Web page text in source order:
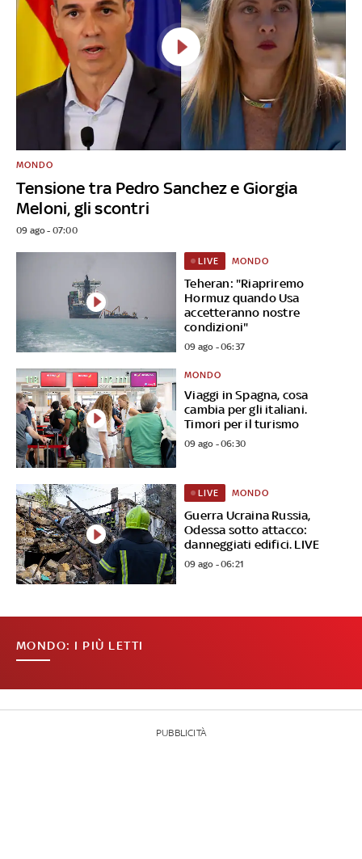
Tensione tra Pedro Sanchez e Giorgia
Meloni, gli scontri
MONDO
09 ago - 07:00
Teheran: "Riapriremo
Hormuz quando Usa
accetteranno nostre
condizioni"
LIVE MONDO
09 ago - 06:37
Viaggi in Spagna, cosa
cambia per gli italiani.
Timori per il turismo
MONDO
09 ago - 06:30
Guerra Ucraina Russia,
Odessa sotto attacco:
danneggiati edifici. LIVE
LIVE MONDO
09 ago - 06:21
MONDO: I PIÙ LETTI
PUBBLICITÀ